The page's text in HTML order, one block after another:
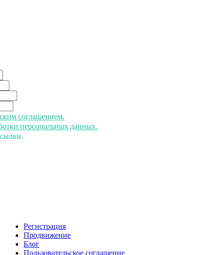
соглашением.
персональных данных.
Регистрация
Продвижение
Блог
Пользовательское соглашение